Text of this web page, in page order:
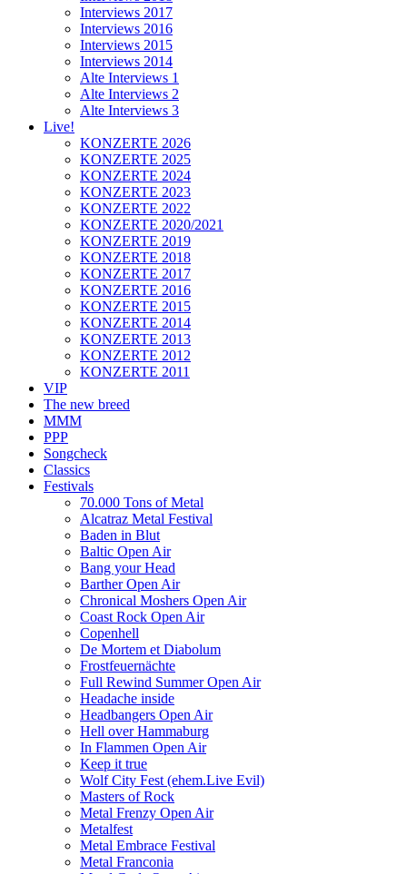
Interviews 2017
Interviews 2016
Interviews 2015
Interviews 2014
Alte Interviews 1
Alte Interviews 2
Alte Interviews 3
Live!
KONZERTE 2026
KONZERTE 2025
KONZERTE 2024
KONZERTE 2023
KONZERTE 2022
KONZERTE 2020/2021
KONZERTE 2019
KONZERTE 2018
KONZERTE 2017
KONZERTE 2016
KONZERTE 2015
KONZERTE 2014
KONZERTE 2013
KONZERTE 2012
KONZERTE 2011
VIP
The new breed
MMM
PPP
Songcheck
Classics
Festivals
70.000 Tons of Metal
Alcatraz Metal Festival
Baden in Blut
Baltic Open Air
Bang your Head
Barther Open Air
Chronical Moshers Open Air
Coast Rock Open Air
Copenhell
De Mortem et Diabolum
Frostfeuernächte
Full Rewind Summer Open Air
Headache inside
Headbangers Open Air
Hell over Hammaburg
In Flammen Open Air
Keep it true
Wolf City Fest (ehem.Live Evil)
Masters of Rock
Metal Frenzy Open Air
Metalfest
Metal Embrace Festival
Metal Franconia